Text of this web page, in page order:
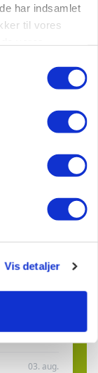
har indsamlet
til vores
Vis detaljer
03. aug.
søges
03. aug.
03. aug.